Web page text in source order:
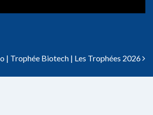
| Trophée Biotech | Les Trophées 2026